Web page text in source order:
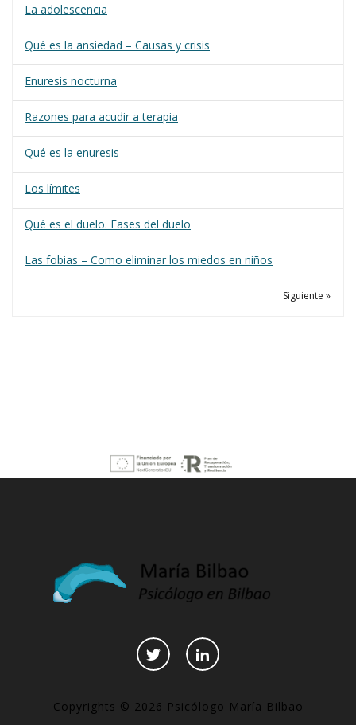
La adolescencia
Qué es la ansiedad – Causas y crisis
Enuresis nocturna
Razones para acudir a terapia
Qué es la enuresis
Los límites
Qué es el duelo. Fases del duelo
Las fobias – Como eliminar los miedos en niños
Siguiente »
Copyrights © 2026 Psicólogo María Bilbao